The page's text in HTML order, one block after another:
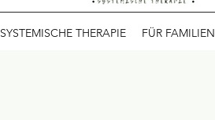
SYSTEMISCHE THERAPIE FÜR FAMILIEN